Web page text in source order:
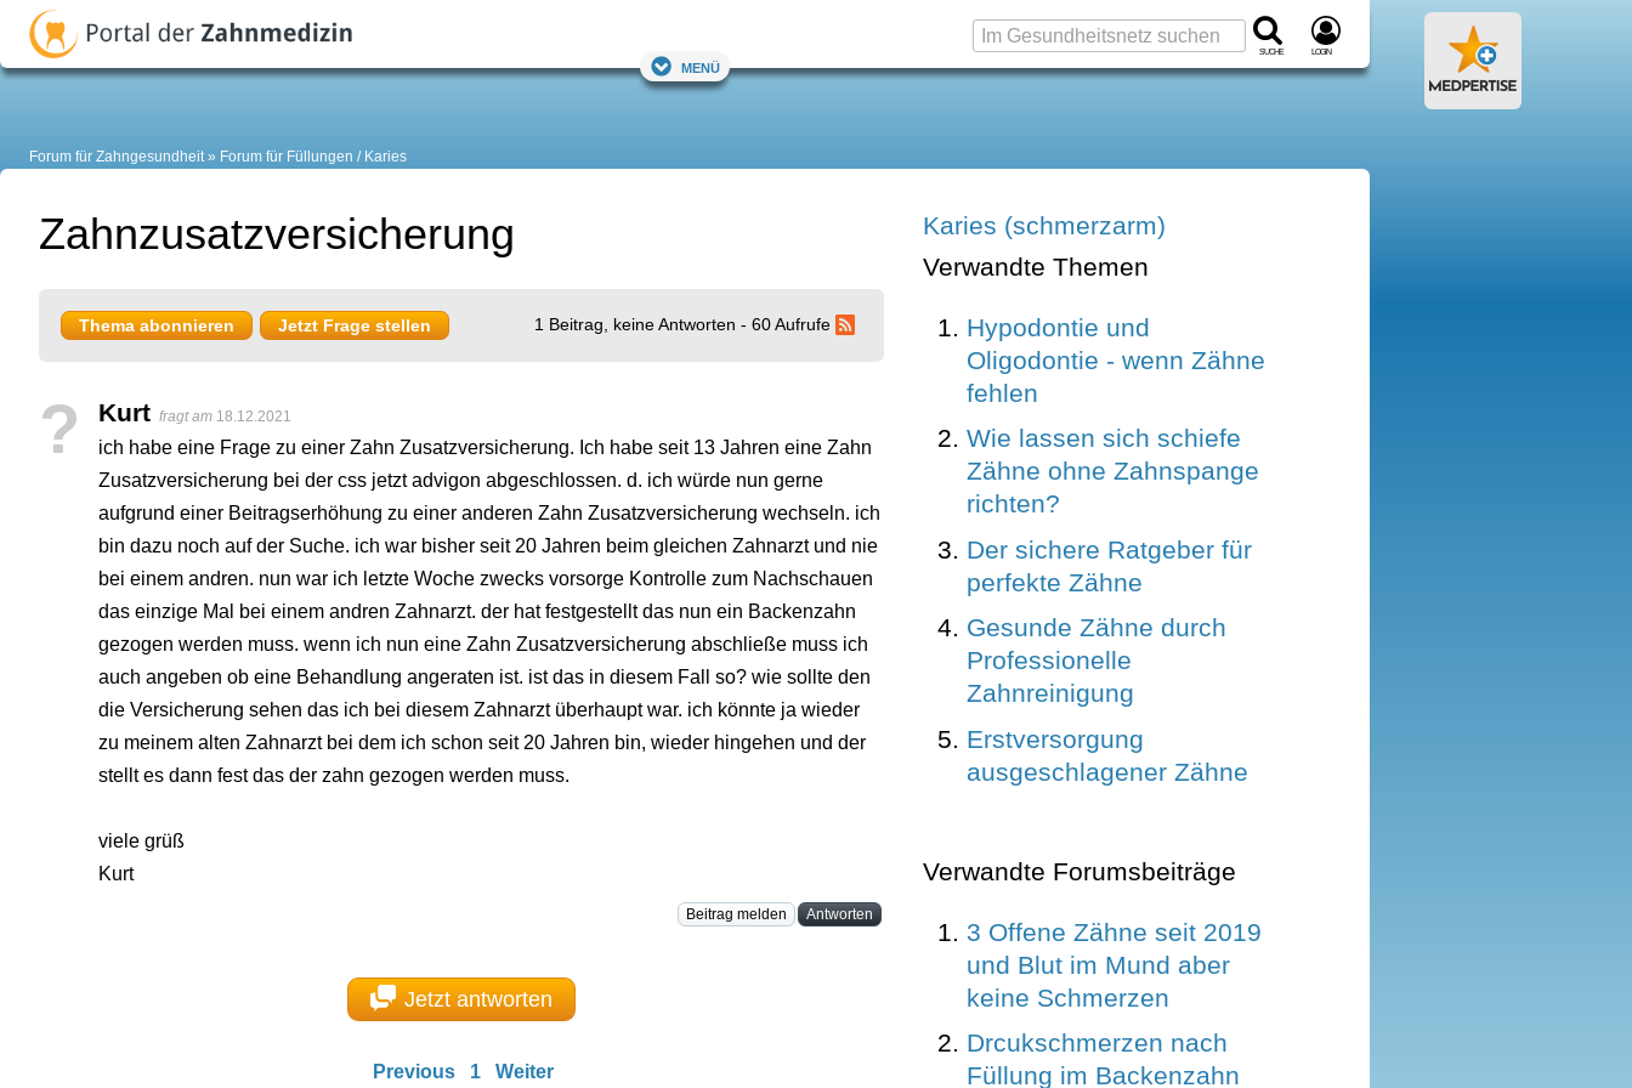
Suche Login
Menü
Forum für Zahngesundheit Forum für Füllungen / Karies
Zahnzusatzversicherung
Thema abonnieren Jetzt Frage stellen 1 Beitrag, keine Antworten - 60 Aufrufe
? Kurt fragt am 18.12.2021
ich habe eine Frage zu einer Zahn Zusatzversicherung. Ich habe seit 13 Jahren eine Zahn
Zusatzversicherung bei der css jetzt advigon abgeschlossen. d. ich würde nun gerne
aufgrund einer Beitragserhöhung zu einer anderen Zahn Zusatzversicherung wechseln. ich
bin dazu noch auf der Suche. ich war bisher seit 20 Jahren beim gleichen Zahnarzt und nie
bei einem andren. nun war ich letzte Woche zwecks vorsorge Kontrolle zum Nachschauen
das einzige Mal bei einem andren Zahnarzt. der hat festgestellt das nun ein Backenzahn
gezogen werden muss. wenn ich nun eine Zahn Zusatzversicherung abschließe muss ich
auch angeben ob eine Behandlung angeraten ist. ist das in diesem Fall so? wie sollte den
die Versicherung sehen das ich bei diesem Zahnarzt überhaupt war. ich könnte ja wieder
zu meinem alten Zahnarzt bei dem ich schon seit 20 Jahren bin, wieder hingehen und der
stellt es dann fest das der zahn gezogen werden muss.
viele grüß
Kurt
Beitrag melden Antworten
Jetzt antworten
Previous 1 Weiter
Karies (schmerzarm)
Verwandte Themen
Hypodontie und
Oligodontie - wenn Zähne
fehlen
Wie lassen sich schiefe
Zähne ohne Zahnspange
richten?
Der sichere Ratgeber für
perfekte Zähne
Gesunde Zähne durch
Professionelle
Zahnreinigung
Erstversorgung
ausgeschlagener Zähne
Verwandte Forumsbeiträge
3 Offene Zähne seit 2019
und Blut im Mund aber
keine Schmerzen
Drcukschmerzen nach
Füllung im Backenzahn